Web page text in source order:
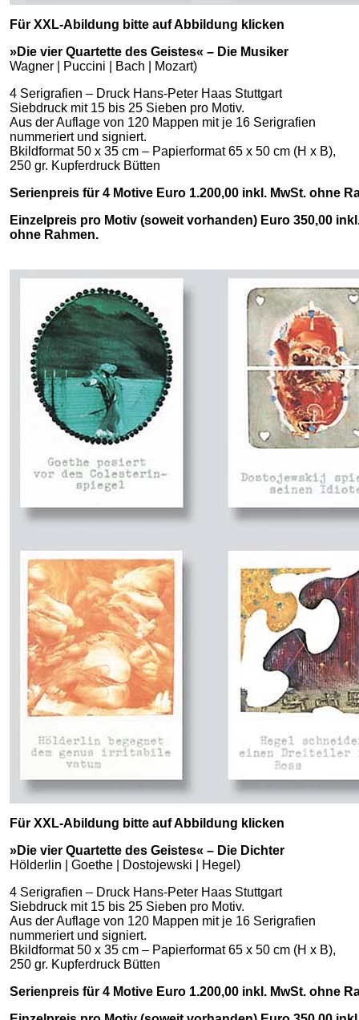
Für XXL-Abildung bitte auf Abbildung klicken
»Die vier Quartette des Geistes« – Die Musiker
Wagner | Puccini | Bach | Mozart)
4 Serigrafien – Druck Hans-Peter Haas Stuttgart
Siebdruck mit 15 bis 25 Sieben pro Motiv.
Aus der Auflage von 120 Mappen mit je 16 Serigrafien
nummeriert und signiert.
Bkildformat 50 x 35 cm – Papierformat 65 x 50 cm (H x B),
250 gr. Kupferdruck Bütten
Serienpreis für 4 Motive Euro 1.200,00 inkl. MwSt. ohne
Einzelpreis pro Motiv (soweit vorhanden) Euro 350,00
ohne Rahmen.
Für XXL-Abildung bitte auf Abbildung klicken
»Die vier Quartette des Geistes« – Die Dichter
Hölderlin | Goethe | Dostojewski | Hegel)
4 Serigrafien – Druck Hans-Peter Haas Stuttgart
Siebdruck mit 15 bis 25 Sieben pro Motiv.
Aus der Auflage von 120 Mappen mit je 16 Serigrafien
nummeriert und signiert.
Bkildformat 50 x 35 cm – Papierformat 65 x 50 cm (H x B),
250 gr. Kupferdruck Bütten
Serienpreis für 4 Motive Euro 1.200,00 inkl. MwSt. ohne